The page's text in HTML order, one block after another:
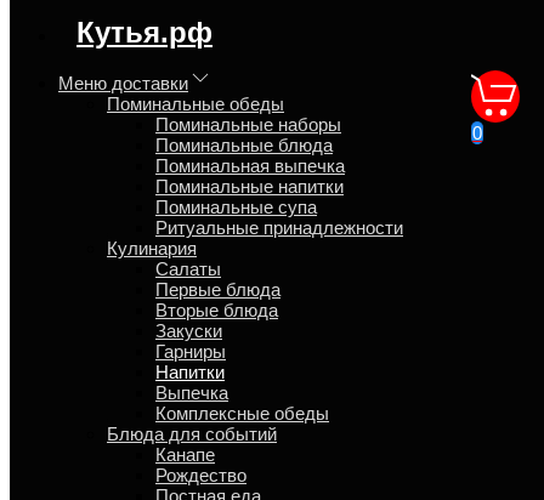
регион доставки:
Московская область
Кутья.рф
Меню доставки
Поминальные обеды
Поминальные наборы
Поминальные блюда
Поминальная выпечка
Поминальные напитки
Поминальные супа
Ритуальные принадлежности
Кулинария
Салаты
Первые блюда
Вторые блюда
Закуски
Гарниры
Напитки
Выпечка
Комплексные обеды
Блюда для событий
Канапе
Рождество
Постная еда
0
Напитки купить напитки
принятые для поминок
Напитки
Мы для Вас подобрали напитки категория товара напитки б/а,
цена от 340 руб. до 490 руб. в наличие 8 ед. Можно купить с
доставкой Московской области.
Какое у Вас событие?
Товаров на странице